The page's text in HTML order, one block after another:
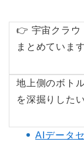
👉 宇宙クラウ
まとめていま
地上側のボト
を深掘りした
AIデータ